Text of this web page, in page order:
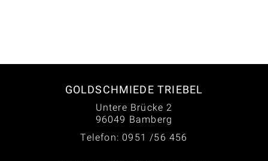
GOLDSCHMIEDE TRIEBEL
Untere Brücke 2
96049 Bamberg
Telefon: 0951 /56 456